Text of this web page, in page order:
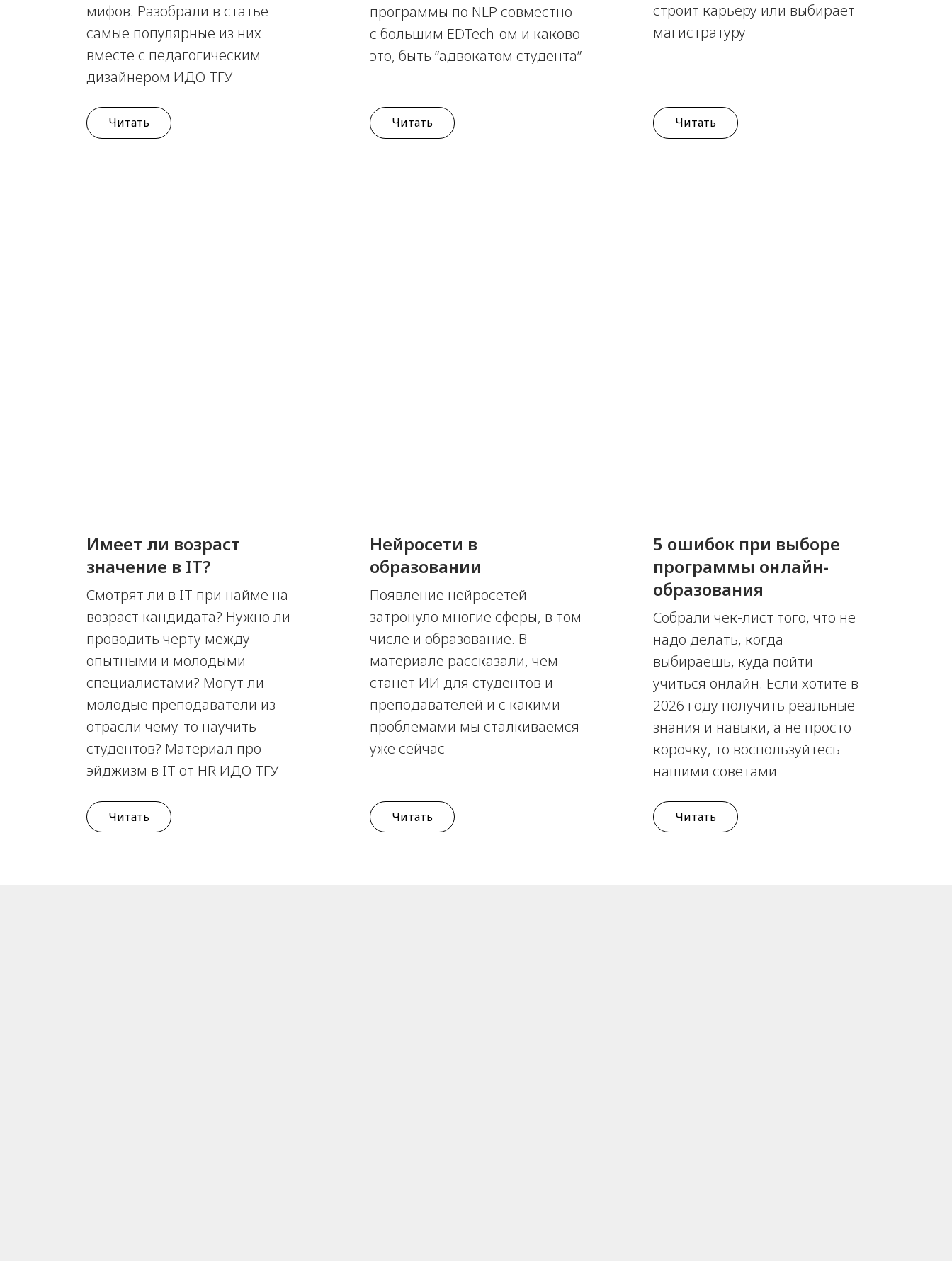
мифов. Разобрали в статье
самые популярные из них
вместе с педагогическим
дизайнером ИДО ТГУ
Читать
программы по NLP совместно
с большим EDTech-ом и каково
это, быть “адвокатом студента”
Читать
строит карьеру или выбирает
магистратуру
Читать
Имеет ли возраст
значение в IT?
Смотрят ли в IT при найме на
возраст кандидата? Нужно ли
проводить черту между
опытными и молодыми
специалистами? Могут ли
молодые преподаватели из
отрасли чему-то научить
студентов? Материал про
эйджизм в IT от HR ИДО ТГУ
Читать
Нейросети в
образовании
Появление нейросетей
затронуло многие сферы, в том
числе и образование. В
материале рассказали, чем
станет ИИ для студентов и
преподавателей и с какими
проблемами мы сталкиваемся
уже сейчас
Читать
5 ошибок при выборе
программы онлайн-
образования
Собрали чек-лист того, что не
надо делать, когда
выбираешь, куда пойти
учиться онлайн. Если хотите в
2026 году получить реальные
знания и навыки, а не просто
корочку, то воспользуйтесь
нашими советами
Читать